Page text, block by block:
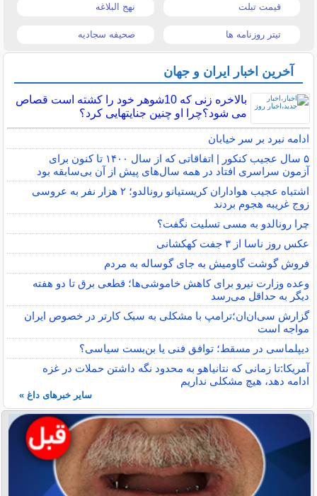
قیمت تبلت نهج البلاغه
تیتر روزنامه ها صحیفه سجادیه
آخرین اخبار ایران و جهان
بالاخره زنی که 10شوهر خود را کشته است قصاص
می شود؟چرا او چنین جنایتهایی کرد؟
ادامه نبرد بر سر خیابان
۵ سال عجیب کنکور | اتفاقاتی که از سال ۱۴۰۰ تا کنون برای
آزمون سراسری افتاد در همه سال‌های پیش از آن بی‌سابقه بود
اشتباه عجیب هواداران کریستیانو رونالدو؛ ۲ هزار نفر به عروسی
زوج غریبه هجوم بردند
چرا رونالدو به مسی تسلیت نگفت؟
عکس روز ناسا از ۳ جفت کهکشانی
فروش گوشت گاومیش به جای گوساله به مردم
وعده وزارت نیرو برای کاهش خاموشی‌ها؛ قطعی برق تا دو هفته
دیگر به حداقل می‌رسد
گزارش سی‌ان‌ان؛ترامپ با مشکلی به سبک کارتر در خصوص ایران
مواجه است
دیپلماسی در مسقط؛ توافق فنی یا بن‌بست سیاسی؟
آمریکا:تا زمانی که نتانیاهو به محدود نگه داشتن حملات در غزه
ادامه دهد، هیچ مشکلی نداریم
سایر خبرهای داغ »